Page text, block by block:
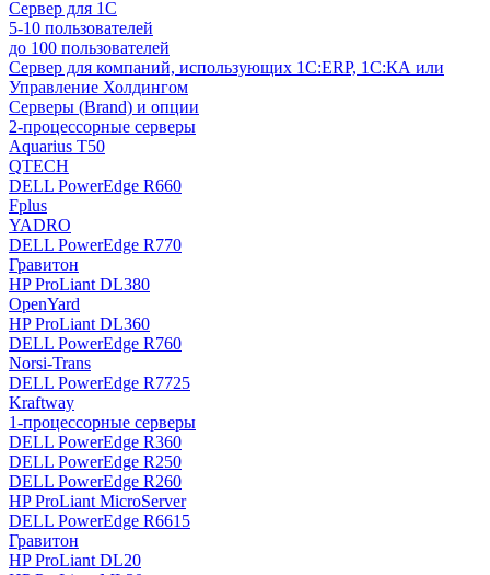
Сервер для 1С
5-10 пользователей
до 100 пользователей
Сервер для компаний, использующих 1C:ERP, 1С:КА или
Управление Холдингом
Серверы (Brand) и опции
2-процессорные серверы
Aquarius T50
QTECH
DELL PowerEdge R660
Fplus
YADRO
DELL PowerEdge R770
Гравитон
HP ProLiant DL380
OpenYard
HP ProLiant DL360
DELL PowerEdge R760
Norsi-Trans
DELL PowerEdge R7725
Kraftway
1-процессорные серверы
DELL PowerEdge R360
DELL PowerEdge R250
DELL PowerEdge R260
HP ProLiant MicroServer
DELL PowerEdge R6615
Гравитон
HP ProLiant DL20